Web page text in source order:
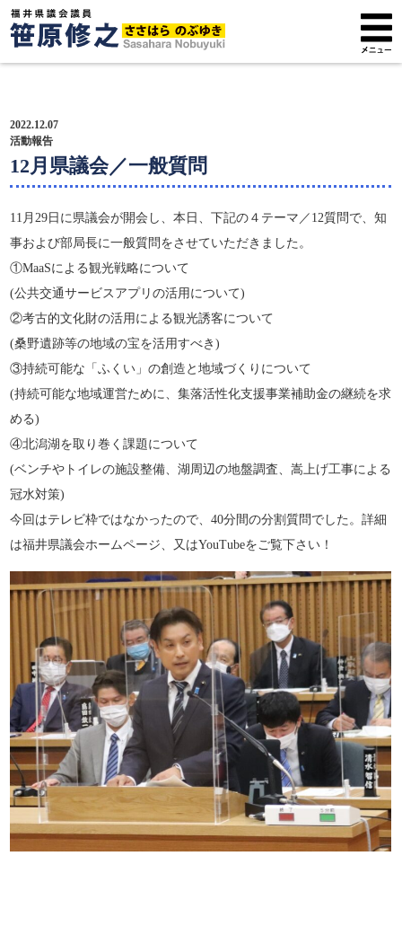
プロフィール
活動報告
広報紙
サポーター募集
2022.12.07
活動報告
12月県議会／一般質問
11月29日に県議会が開会し、本日、下記の４テーマ／12質問で、知
事および部局長に一般質問をさせていただきました。
①MaaSによる観光戦略について
(公共交通サービスアプリの活用について)
②考古的文化財の活用による観光誘客について
(桑野遺跡等の地域の宝を活用すべき)
③持続可能な「ふくい」の創造と地域づくりについて
(持続可能な地域運営ために、集落活性化支援事業補助金の継続を求
める)
④北潟湖を取り巻く課題について
(ベンチやトイレの施設整備、湖周辺の地盤調査、嵩上げ工事による
冠水対策)
今回はテレビ枠ではなかったので、40分間の分割質問でした。詳細
は福井県議会ホームページ、又はYouTubeをご覧下さい！